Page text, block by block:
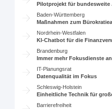
Pilotprojekt für bundesweite
Baden-Württemberg
Maßnahmen zum
Nordrhein-Westfalen
KI-Chatbot für die
Brandenburg
Immer mehr Fokusdienste
IT-Planungsrat
Datenqualität im Fokus
Schleswig-Holstein
Einheitliche Technik für
Barrierefreiheit